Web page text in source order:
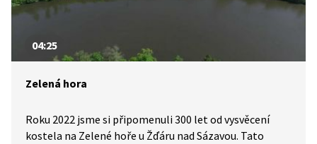
04:25
Zelená hora
Roku 2022 jsme si připomenuli 300 let od vysvěcení
kostela na Zelené hoře u Žďáru nad Sázavou. Tato